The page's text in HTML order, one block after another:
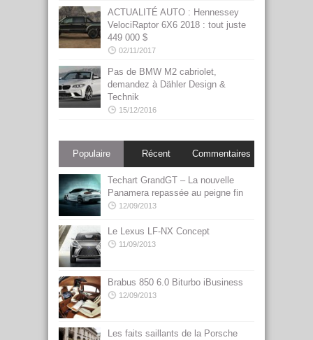
ACTUALITÉ AUTO : Hennessey
VelociRaptor 6X6 2018 : tout juste
449 000 $
02/11/2017
Pas de BMW M2 cabriolet,
demandez à Dähler Design &
Technik
15/12/2016
Populaire Récent Commentaires
Techart GrandGT – La nouvelle
Panamera repassée au peigne fin
12/09/2013
Le Lexus LF-NX Concept
11/09/2013
Brabus 850 6.0 Biturbo iBusiness
12/09/2013
Les faits saillants de la Porsche